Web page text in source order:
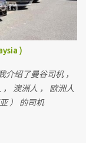
贵宾室选择。 而
按摩。 那是不是
机场。。。 当然如
， 按摩后去用餐，
可以体验到不一样
机场贵宾卡 ？？
查看这里 ：
)
绍了曼谷司机 ，
澳洲人 ， 欧洲人
） 的司机